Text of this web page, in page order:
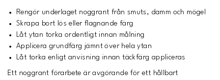
Rengör underlaget noggrant från smuts, damm och mögel
Skrapa bort lös eller flagnande färg
Låt ytan torka ordentligt innan målning
Applicera grundfärg jämnt över hela ytan
Låt torka enligt anvisning innan täckfärg appliceras
Ett noggrant förarbete är avgörande för ett hållbart